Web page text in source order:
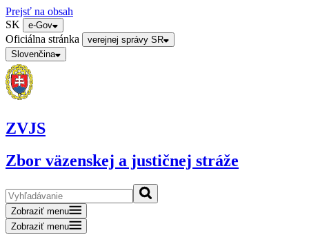
Prejsť na obsah
SK
e-Gov
Oficiálna stránka
verejnej správy SR
Slovenčina
ZVJS
Zbor väzenskej a justičnej stráže
Zobraziť menu
Zobraziť menu